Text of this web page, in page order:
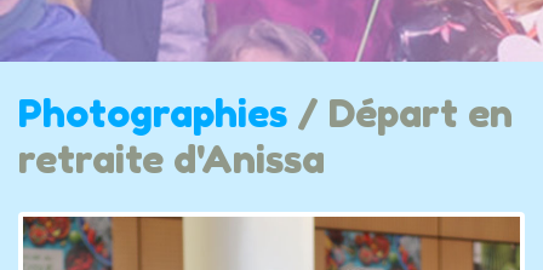
Photographies / Départ en
retraite d'Anissa